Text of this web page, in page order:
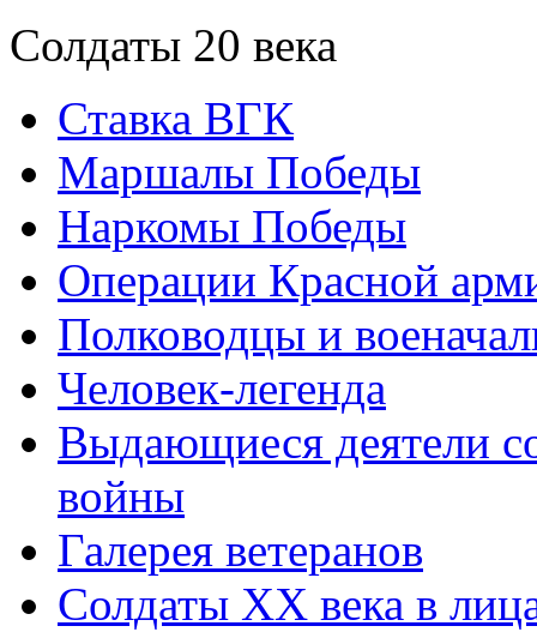
Солдаты 20 века
Ставка ВГК
Маршалы Победы
Наркомы Победы
Операции Красной
Полководцы и
Человек-легенда
Выдающиеся деятели
войны
Галерея ветеранов
Солдаты XX века в